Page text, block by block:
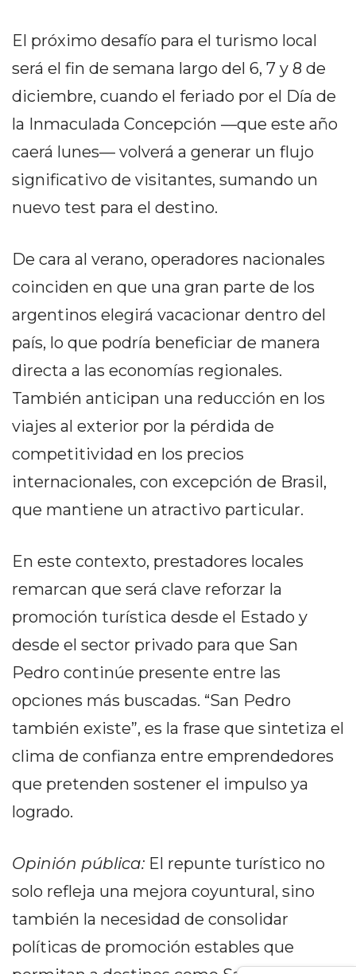
NOTICIAS
ROJAS
VIRTUAL
NOTICIAS
ARRECIFES
NOTICIAS
Y
CAMPANA
NOTICIAS
ZÁRATE
NOTICIAS
DE
EXALTACIÓN
DE
LA
AIRES)
EL
DE
PERGAMINO
LOS
MEJORES
PRECIOS
EN
DEPORTIVOS
EN
SUPLEMENTOS
PERGAMINO:
LOS
El próximo desafío para el turismo local
será el fin de semana largo del 6, 7 y 8 de
diciembre, cuando el feriado por el Día de
la Inmaculada Concepción —que este año
caerá lunes— volverá a generar un flujo
significativo de visitantes, sumando un
nuevo test para el destino.
De cara al verano, operadores nacionales
coinciden en que una gran parte de los
argentinos elegirá vacacionar dentro del
país, lo que podría beneficiar de manera
directa a las economías regionales.
También anticipan una reducción en los
viajes al exterior por la pérdida de
competitividad en los precios
internacionales, con excepción de Brasil,
que mantiene un atractivo particular.
En este contexto, prestadores locales
remarcan que será clave reforzar la
promoción turística desde el Estado y
desde el sector privado para que San
Pedro continúe presente entre las
opciones más buscadas. “San Pedro
también existe”, es la frase que sintetiza el
clima de confianza entre emprendedores
que pretenden sostener el impulso ya
logrado.
Opinión pública: El repunte turístico no
solo refleja una mejora coyuntural, sino
también la necesidad de consolidar
políticas de promoción estables que